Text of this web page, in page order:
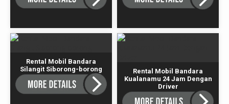
Rental Mobil Bandara
Silangit Siborong-borong
Rental Mobil Bandara
Kualanamu 24 Jam Dengan
Driver